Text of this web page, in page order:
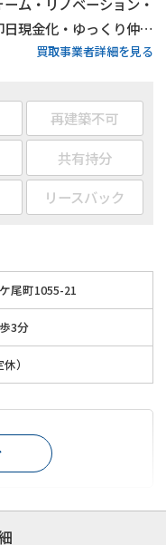
現金化・ゆっくり仲介
ートナーと連携
買取事業者詳細を見る
再建築不可
共有持分
リースバック
尾町1055-21
3分
）
能
レスポンスが早い